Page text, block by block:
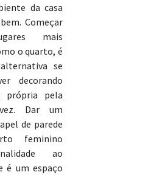
da casa
Começar
mais
o quarto, é
se
decorando
própria pela
Dar um
de parede
feminino
ao
é um espaço